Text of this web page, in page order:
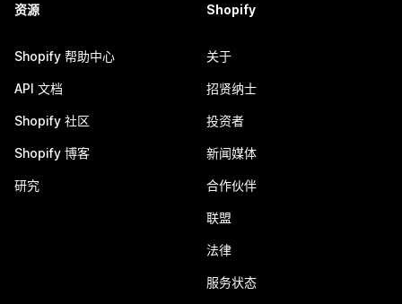
资源
Shopify 帮助中心
API 文档
Shopify 社区
Shopify 博客
研究
Shopify
关于
招贤纳士
投资者
新闻媒体
合作伙伴
联盟
法律
服务状态